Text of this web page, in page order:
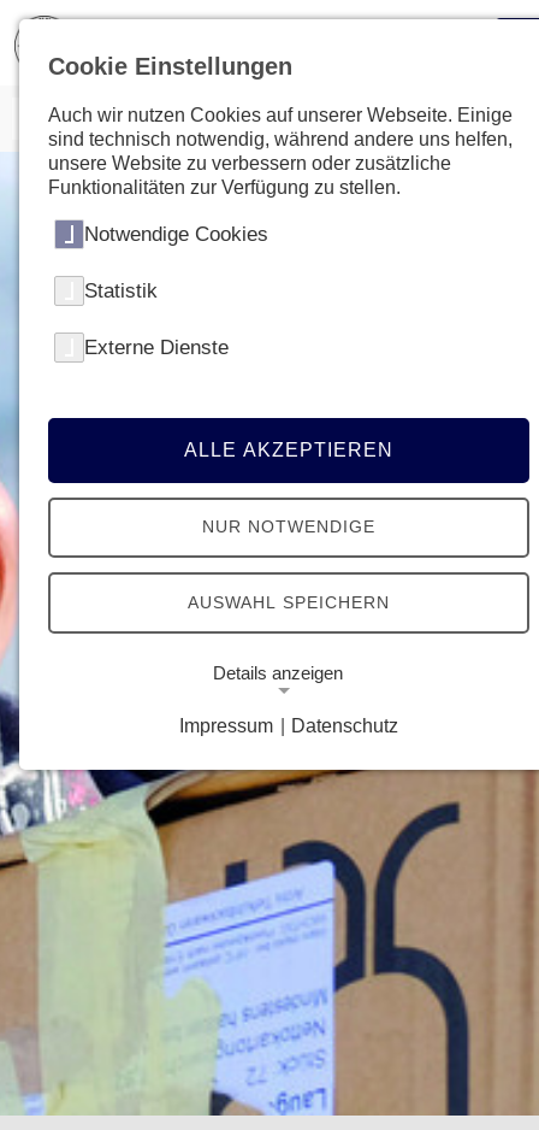
Cookie Einstellungen
Auch wir nutzen Cookies auf unserer Webseite. Einige
sind technisch notwendig, während andere uns helfen,
unsere Website zu verbessern oder zusätzliche
Funktionalitäten zur Verfügung zu stellen.
Notwendige Cookies
Statistik
Externe Dienste
ALLE AKZEPTIEREN
NUR NOTWENDIGE
AUSWAHL SPEICHERN
Details anzeigen
Notwendige Cookies ermöglichen grundlegende
Funktionen und sind für die einwandfreie Funktion
der Website erforderlich.
Google Analytics Opt-Out-Cookie
Dieser Cookie speichert die gewählte
Einverständnisoption bezüglich Google Analytics
Cookie Laufzeit:
Impressum Datenschutz